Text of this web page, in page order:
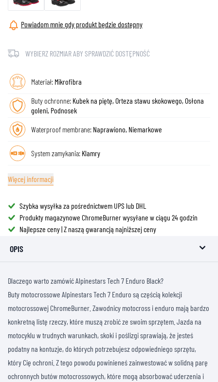
Powiadom mnie gdy produkt będzie dostępny
WYBIERZ ROZMIAR ABY SPRAWDZIĆ DOSTĘPNOŚĆ
Materiał: Mikrofibra
Buty ochronne: Kubek na piętę, Orteza stawu skokowego, Osłona
goleni, Podnosek
Waterproof membrane: Naprawiono, Niemarkowe
System zamykania: Klamry
Więcej informacji
Szybka wysyłka za pośrednictwem UPS lub DHL
Produkty magazynowe ChromeBurner wysyłane w ciągu 24 godzin
Najlepsze ceny | Z naszą gwarancją najniższej ceny
OPIS
Dlaczego warto zamówić Alpinestars Tech 7 Enduro Black?
Buty motocrossowe Alpinestars Tech 7 Enduro są częścią kolekcji
motocrossowej ChromeBurner. Zawodnicy motocross i enduro mają bardzo
konkretną listę rzeczy, które muszą zrobić ze swoim sprzętem. Jazda na
motocyklu w trudnych warunkach, skoki i poślizgi sprawiają, że jesteś
podatny na kontuzje, do których potrzebujesz odpowiedniego sprzętu,
który Cię ochroni. Z tego powodu powinieneś zainwestować w solidną parę
ochronnych butów motocrossowych, które mogą absorbować uderzenia i